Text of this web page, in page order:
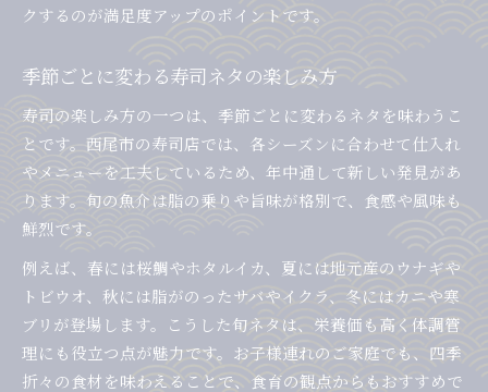
クするのが満足度アップのポイントです。
季節ごとに変わる寿司ネタの楽しみ方
寿司の楽しみ方の一つは、季節ごとに変わるネタを味わうこ
とです。西尾市の寿司店では、各シーズンに合わせて仕入れ
やメニューを工夫しているため、年中通して新しい発見があ
ります。旬の魚介は脂の乗りや旨味が格別で、食感や風味も
鮮烈です。
例えば、春には桜鯛やホタルイカ、夏には地元産のウナギや
トビウオ、秋には脂がのったサバやイクラ、冬にはカニや寒
ブリが登場します。こうした旬ネタは、栄養価も高く体調管
理にも役立つ点が魅力です。お子様連れのご家庭でも、四季
折々の食材を味わえることで、食育の観点からもおすすめで